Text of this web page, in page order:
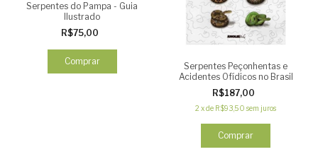
Serpentes do Pampa - Guia
Ilustrado
R$75,00
Serpentes Peçonhentas e
Acidentes Ofídicos no Brasil
R$187,00
2 xde R$93,50 sem juros